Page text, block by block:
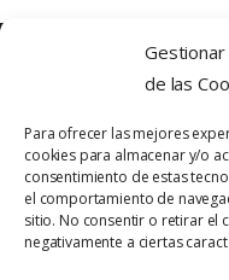
de las
Para ofrecer las mejores
cookies para almacenar y/o
consentimiento de estas
el comportamiento de
sitio. No consentir o retirar el
negativamente a ciertas